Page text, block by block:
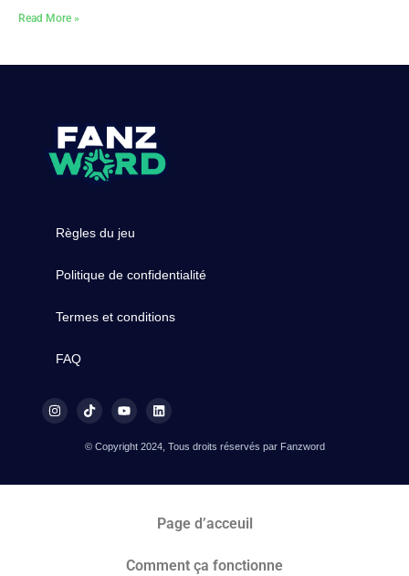
Read More »
Règles du jeu
Politique de confidentialité
Termes et conditions
FAQ
© Copyright 2024, Tous droits réservés par Fanzword
Page d’acceuil
Comment ça fonctionne